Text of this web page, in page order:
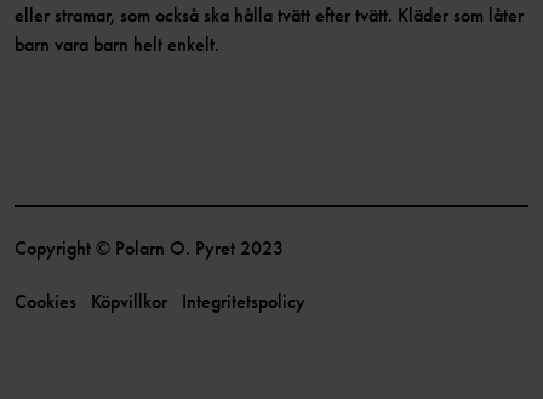
eller stramar, som också ska hålla tvätt efter tvätt. Kläder som låter
barn vara barn helt enkelt.
Copyright © Polarn O. Pyret 2023
Cookies Köpvillkor Integritetspolicy